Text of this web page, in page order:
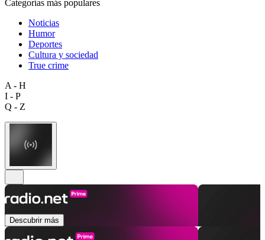
Categorías más populares
Noticias
Humor
Deportes
Cultura y sociedad
True crime
A - H
I - P
Q - Z
Descubrir más